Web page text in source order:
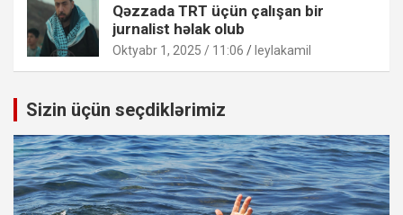
Qəzzada TRT üçün çalışan bir
jurnalist həlak olub
Oktyabr 1, 2025 / 11:06 leylakamil
Sizin üçün seçdiklərimiz